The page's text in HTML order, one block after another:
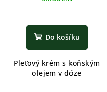
Do košíku
Pleťový krém s koňským
olejem v dóze